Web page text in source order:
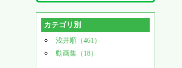
カテゴリ別
浅井順（461）
動画集（18）